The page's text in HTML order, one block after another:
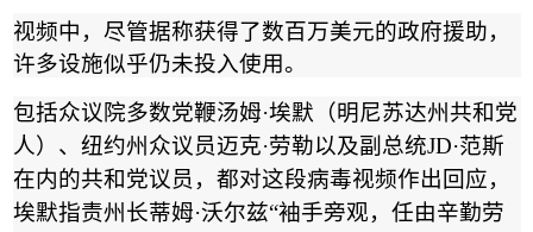
视频中，尽管据称获得了数百万美元的政府援助，
许多设施似乎仍未投入使用。
包括众议院多数党鞭汤姆·埃默（明尼苏达州共和党
人）、纽约州众议员迈克·劳勒以及副总统JD·范斯
在内的共和党议员，都对这段病毒视频作出回应，
埃默指责州长蒂姆·沃尔兹“袖手旁观，任由辛勤劳